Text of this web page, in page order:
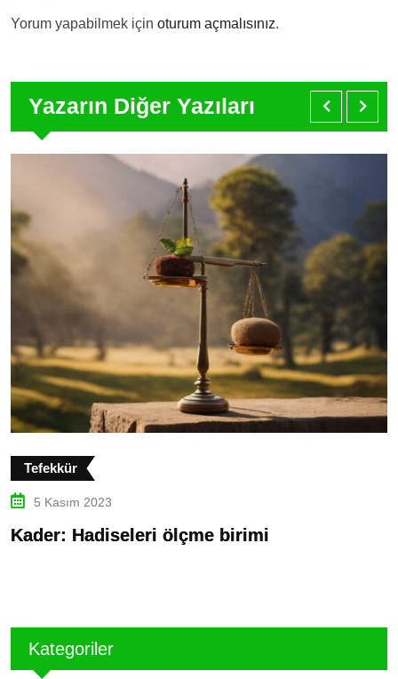
Kategoriler
Yorum yapabilmek için oturum açmalısınız.
Yazarın Diğer Yazıları
Tefekkür
5 Kasım 2023
Kader: Hadiseleri ölçme birimi